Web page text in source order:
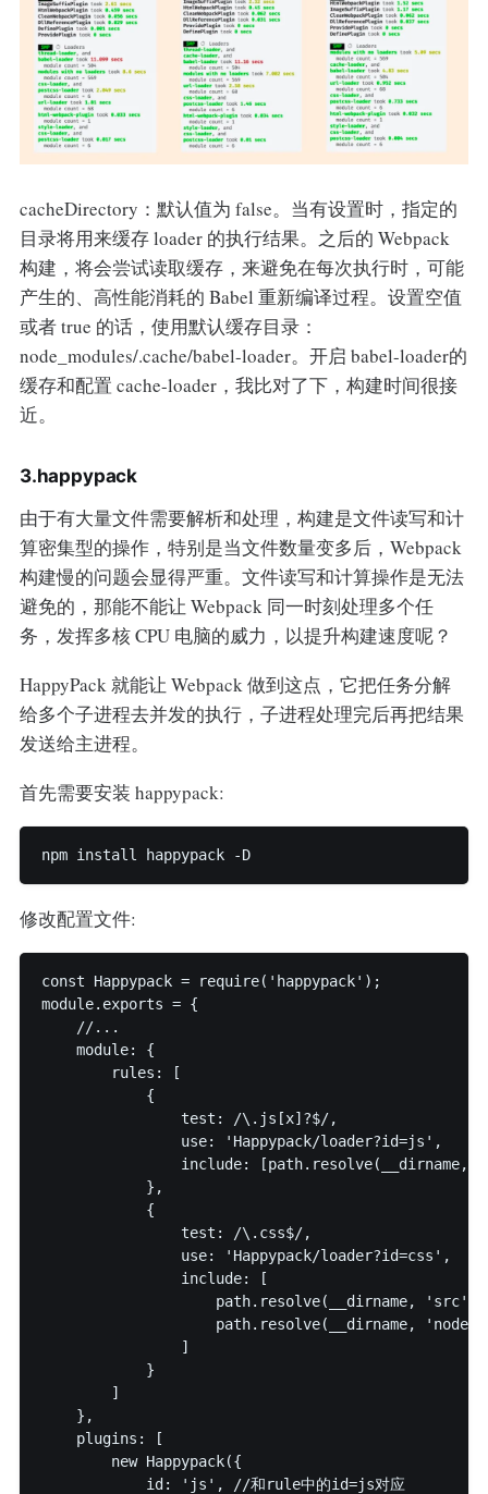
cacheDirectory：默认值为 false。当有设置时，指定的
目录将用来缓存 loader 的执行结果。之后的 Webpack
构建，将会尝试读取缓存，来避免在每次执行时，可能
产生的、高性能消耗的 Babel 重新编译过程。设置空值
或者 true 的话，使用默认缓存目录：
node_modules/.cache/babel-loader。开启 babel-loader的
缓存和配置 cache-loader，我比对了下，构建时间很接
近。
3.happypack
由于有大量文件需要解析和处理，构建是文件读写和计
算密集型的操作，特别是当文件数量变多后，Webpack
构建慢的问题会显得严重。文件读写和计算操作是无法
避免的，那能不能让 Webpack 同一时刻处理多个任
务，发挥多核 CPU 电脑的威力，以提升构建速度呢？
HappyPack 就能让 Webpack 做到这点，它把任务分解
给多个子进程去并发的执行，子进程处理完后再把结果
发送给主进程。
首先需要安装 happypack:
npm install happypack -D
修改配置文件:
const Happypack = require('happypack');
module.exports = {
//...
module: {
rules: [
{
test: /\.js[x]?$/,
use: 'Happypack/loader?id=js',
include: [path.resolve(__dirname,
},
{
test: /\.css$/,
use: 'Happypack/loader?id=css',
include: [
path.resolve(__dirname, 'src'),
path.resolve(__dirname,
]
}
]
},
plugins: [
new Happypack({
id: 'js', //和rule中的id=js对应